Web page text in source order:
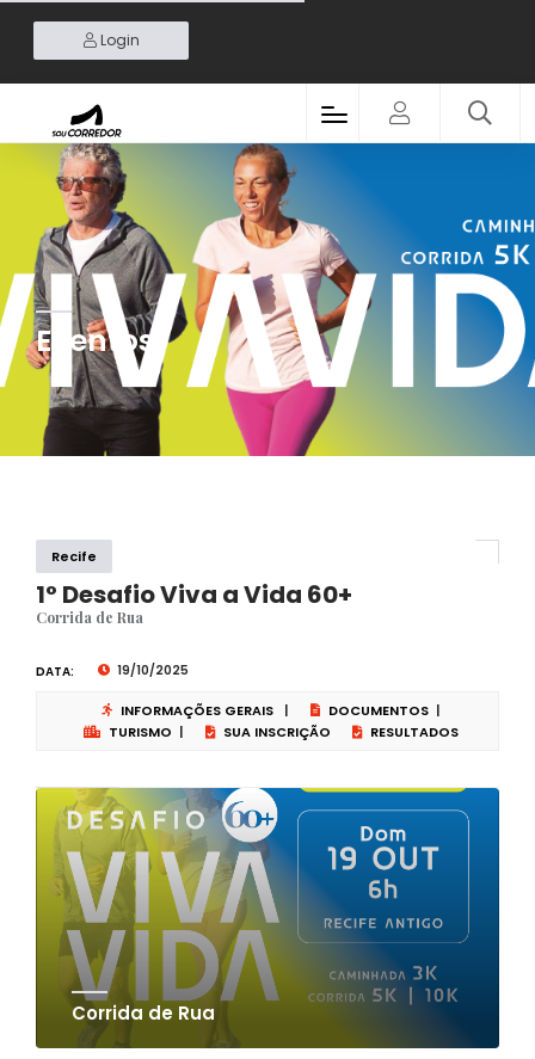
Login
Eventos
Recife
1° Desafio Viva a Vida 60+
Corrida de Rua
DATA: 19/10/2025
INFORMAÇÕES GERAIS | DOCUMENTOS |
TURISMO | SUA INSCRIÇÃO RESULTADOS
Corrida de Rua